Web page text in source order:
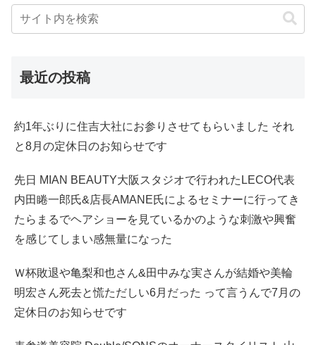
最近の投稿
約1年ぶりに住吉大社にお参りさせてもらいました それ
と8月の定休日のお知らせです
先日 MIAN BEAUTY大阪スタジオで行われたLECO代表
内田睠一郎氏&店長AMANE氏によるセミナーに行ってき
たらまるでヘアショーを見ているかのような刺激や興奮
を感じてしまい感無量になった
Ｗ杯敗退や亀梨和也さん&田中みな実さんが結婚や美輪
明宏さん死去と慌ただしい6月だった って言うんで7月の
定休日のお知らせです